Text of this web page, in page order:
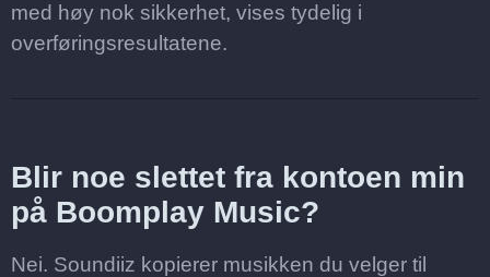
med høy nok sikkerhet, vises tydelig i
overføringsresultatene.
Blir noe slettet fra kontoen min
på Boomplay Music?
Nei. Soundiiz kopierer musikken du velger til